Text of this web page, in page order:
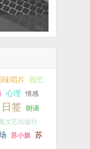
味唱片 园艺
心理 情感
日签 朗诵
文艺出版社
苏小旗
苏